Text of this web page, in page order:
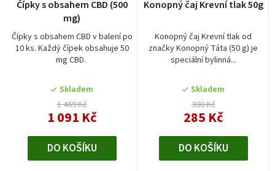
d
Čípky s obsahem CBD (500
mg)
Čípky s obsahem CBD v balení po
10 ks. Každý čípek obsahuje 50
mg CBD.
Skladem
1 469 Kč
1 091 Kč
DO KOŠÍKU
Konopný čaj Krevní tlak 50g
Konopný čaj Krevní tlak od
značky Konopný Táta (50 g) je
speciální bylinná...
Skladem
300 Kč
285 Kč
DO KOŠÍKU